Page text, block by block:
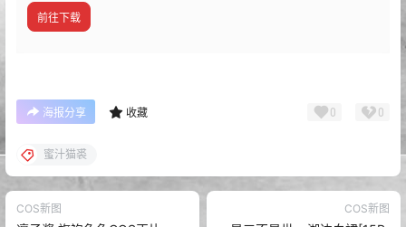
前往下载
海报分享 收藏 0 0
蜜汁猫裘
COS新图 COS新图